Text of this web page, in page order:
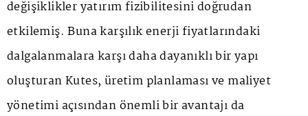
değişiklikler yatırım fizibilitesini doğrudan
etkilemiş. Buna karşılık enerji fiyatlarındaki
dalgalanmalara karşı daha dayanıklı bir yapı
oluşturan Kutes, üretim planlaması ve maliyet
yönetimi açısından önemli bir avantajı da